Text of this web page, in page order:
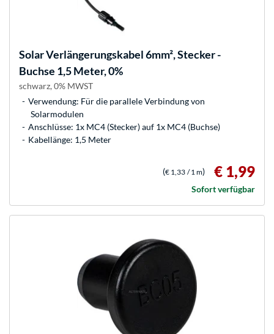
Solar Verlängerungskabel 6mm², Stecker -
Buchse 1,5 Meter, 0%
schwarz, 0% MWST
Verwendung: Für die parallele Verbindung von
Solarmodulen
Anschlüsse: 1x MC4 (Stecker) auf 1x MC4 (Buchse)
Kabellänge: 1,5 Meter
(€ 1,33 / 1 m) € 1,99
Sofort verfügbar